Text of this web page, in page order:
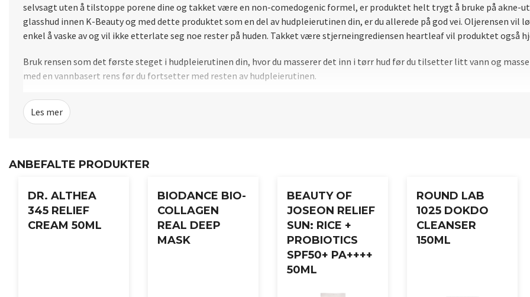
selvsagt uten å tilstoppe porene dine og takket være en non-comedogenic formel, er produktet helt trygt å bruke på akne-
glasshud innen K-Beauty og med dette produktet som en del av hudpleierutinen din, er du allerede på god vei. Oljerensen
enkel å vaske av og vil ikke etterlate seg noe rester på huden. Takket være stjerneingrediensen heartleaf vil produktet også
Bruk rensen som det første steget i hudpleierutinen din, hvor du masserer det inn i tørr hud før du tilsetter litt vann og
med en vannbasert rens før du fortsetter med resten av hudpleierutinen.
Les mer
ANBEFALTE PRODUKTER
DR. ALTHEA
345 RELIEF
CREAM 50ML
BIODANCE BIO-
COLLAGEN
REAL DEEP
MASK
BEAUTY OF
JOSEON RELIEF
SUN: RICE +
PROBIOTICS
SPF50+ PA++++
50ML
ROUND LAB
1025 DOKDO
CLEANSER
150ML